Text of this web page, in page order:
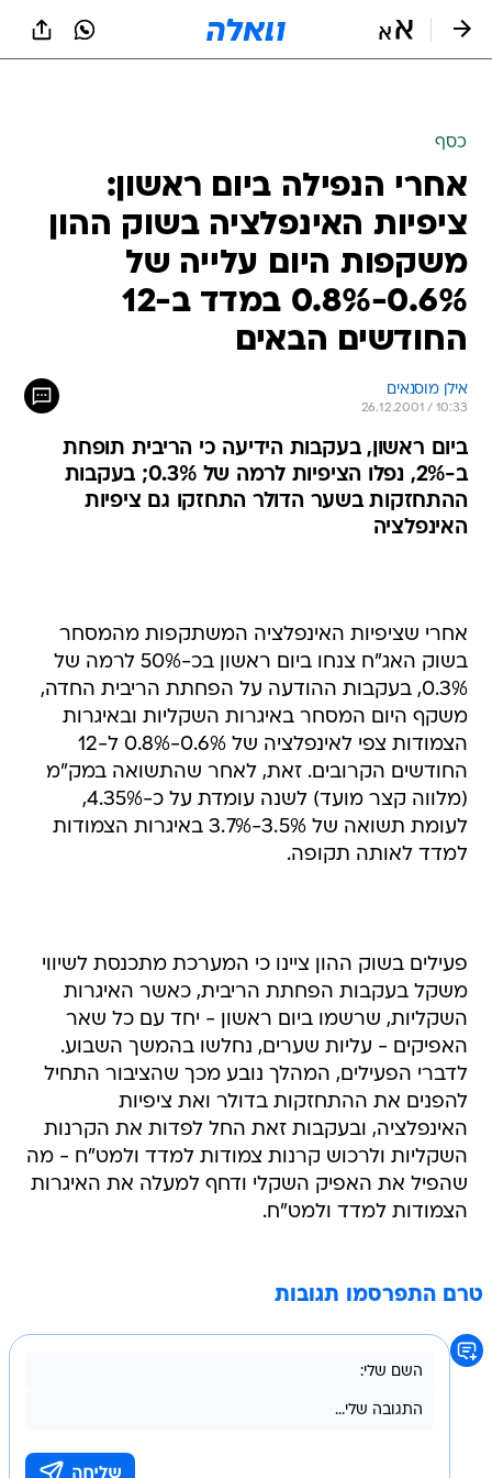
אחרי הנפילה ביום ראשון:
ציפיות האינפלציה בשוק ההון
משקפות היום עלייה של
0.6%-0.8% במדד ב-12
החודשים הבאים
אילן מוסנאים
26.12.2001 / 10:33
ביום ראשון, בעקבות הידיעה כי הריבית תופחת
ההתחזקות בשער הדולר התחזקו גם ציפיות
האינפלציה
0.3%, בעקבות ההודעה על הפחתת הריבית החדה,
משקף היום המסחר באיגרות השקליות ובאיגרות
הצמודות צפי לאינפלציה של 0.6%-0.8% ל-12
החודשים הקרובים. זאת, לאחר שהתשואה במק"מ
(מלווה קצר מועד) לשנה עומדת על כ-4.35%,
לעומת תשואה של 3.5%-3.7% באיגרות הצמודות
למדד לאותה תקופה.
השקליות, שרשמו ביום ראשון - יחד עם כל שאר
האפיקים - עליות שערים, נחלשו בהמשך השבוע.
לדברי הפעילים, המהלך נובע מכך שהציבור התחיל
להפנים את ההתחזקות בדולר ואת ציפיות
האינפלציה, ובעקבות זאת החל לפדות את הקרנות
השקליות ולרכוש קרנות צמודות למדד ולמט"ח - מה
שהפיל את האפיק השקלי ודחף למעלה את האיגרות
הצמודות למדד ולמט"ח.
בשליחת התגובה אני מסכים לתנאי השימוש